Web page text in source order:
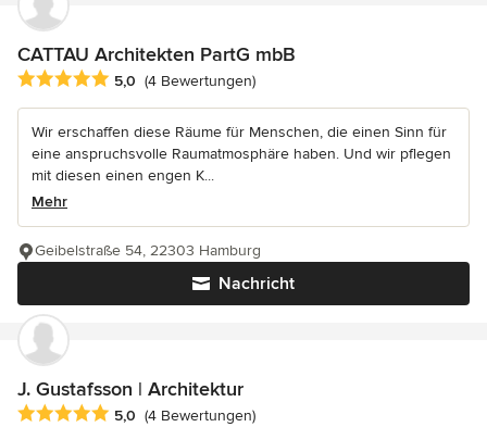
CATTAU Architekten PartG mbB
Durchschnittliche Bewertung: 5 von 5 Sternen
5,0 (4 Bewertungen)
Wir erschaffen diese Räume für Menschen, die einen Sinn für
eine anspruchsvolle Raumatmosphäre haben. Und wir pflegen
mit diesen einen engen K...
Mehr
Nachricht
Geibelstraße 54, 22303 Hamburg
J. Gustafsson | Architektur
Durchschnittliche Bewertung: 5 von 5 Sternen
5,0 (4 Bewertungen)